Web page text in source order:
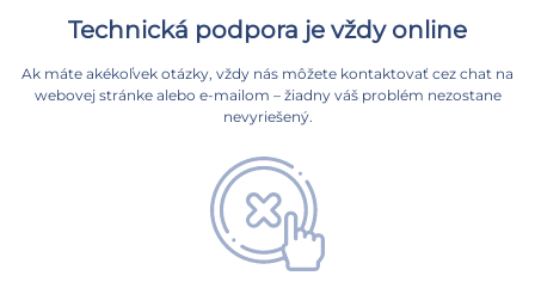
Technická podpora je vždy online
Ak máte akékoľvek otázky, vždy nás môžete kontaktovať cez chat na
webovej stránke alebo e-mailom – žiadny váš problém nezostane
nevyriešený.